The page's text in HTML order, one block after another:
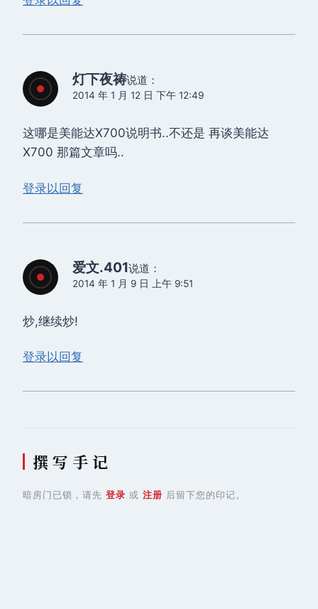
灯下夜祷说道：
2014 年 1 月 12 日 下午 12:49
这哪是美能达X700说明书..不还是 再谈美能达
X700 那篇文章吗..
登录以回复
爱文.401说道：
2014 年 1 月 9 日 上午 9:51
炒,继续炒!
登录以回复
撰 写 手 记
暗房门已锁，请先 登录 或 注册 后留下您的印记。